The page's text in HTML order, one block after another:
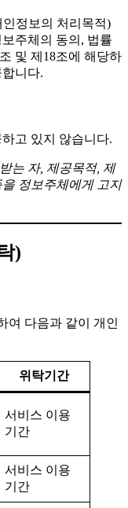
정보의 처리목적)
주체의 동의, 법률
및 제18조에 해당하
니다.
고 있지 않습니다.
는 자, 제공목적, 제
정보주체에게 고지
)
여 다음과 같이 개인
위탁기간
서비스 이용
기간
서비스 이용
기간